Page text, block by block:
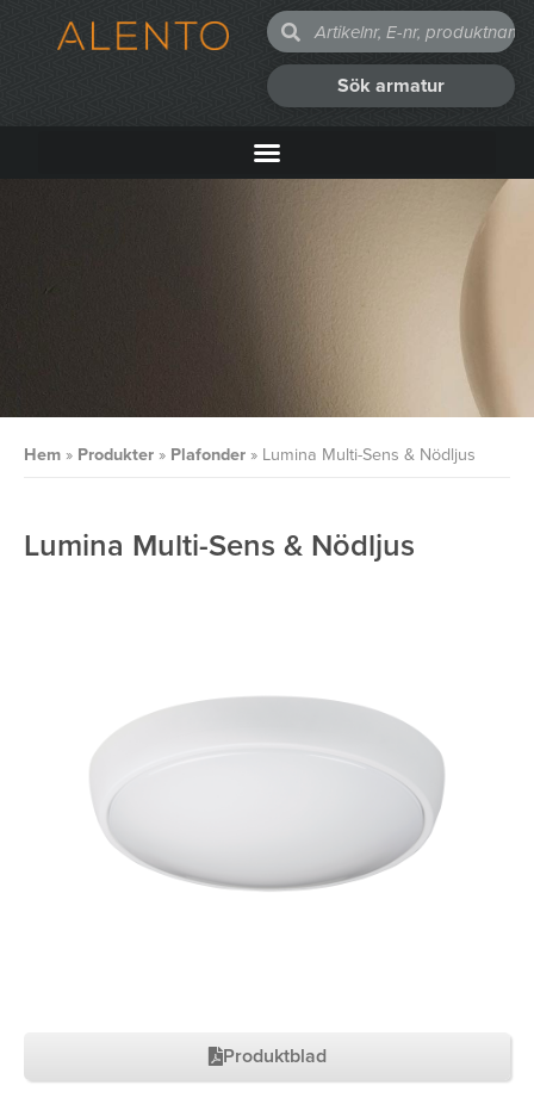
Sök armatur
Hem » Produkter » Plafonder » Lumina Multi-Sens & Nödljus
Lumina Multi-Sens & Nödljus
Produktblad